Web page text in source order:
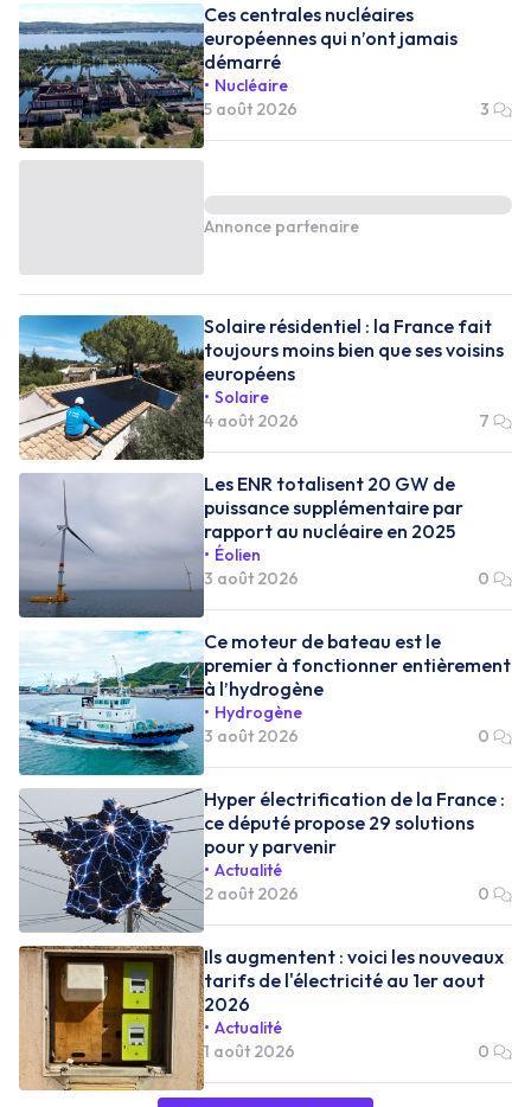
Ces centrales nucléaires
européennes qui n’ont jamais
démarré
Nucléaire
5 août 2026
3
Annonce partenaire
Solaire résidentiel : la France fait
toujours moins bien que ses voisins
européens
Solaire
4 août 2026
7
Les ENR totalisent 20 GW de
puissance supplémentaire par
rapport au nucléaire en 2025
Éolien
3 août 2026
0
Ce moteur de bateau est le
premier à fonctionner entièrement
à l’hydrogène
Hydrogène
3 août 2026
0
Hyper électrification de la France :
ce député propose 29 solutions
pour y parvenir
Actualité
2 août 2026
0
Ils augmentent : voici les nouveaux
tarifs de l'électricité au 1er aout
2026
Actualité
1 août 2026
0